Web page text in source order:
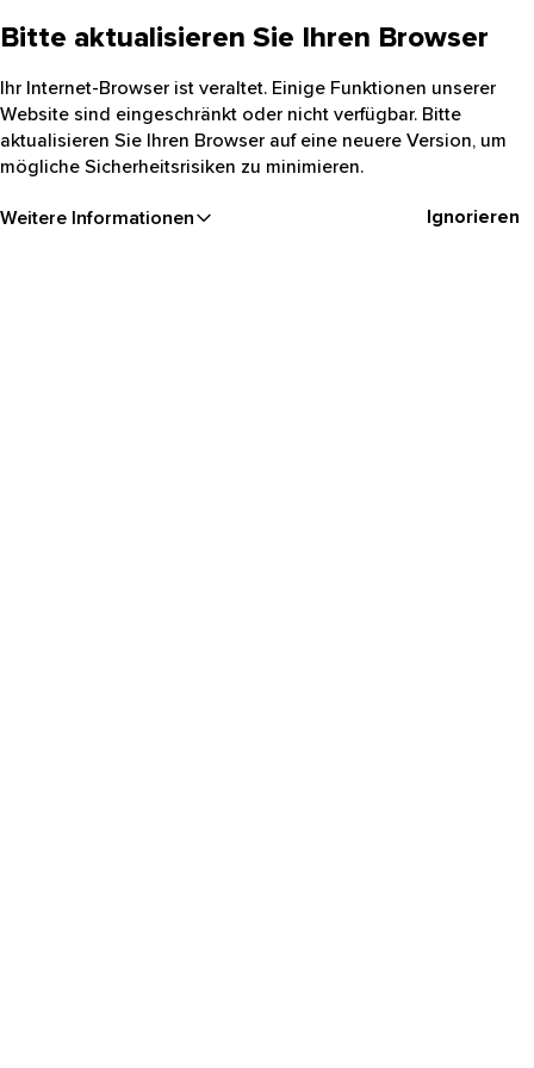
Bitte aktualisieren Sie Ihren Browser
Ihr Internet-Browser ist veraltet. Einige Funktionen unserer
Website sind eingeschränkt oder nicht verfügbar. Bitte
aktualisieren Sie Ihren Browser auf eine neuere Version, um
mögliche Sicherheitsrisiken zu minimieren.
Weitere Informationen Ignorieren